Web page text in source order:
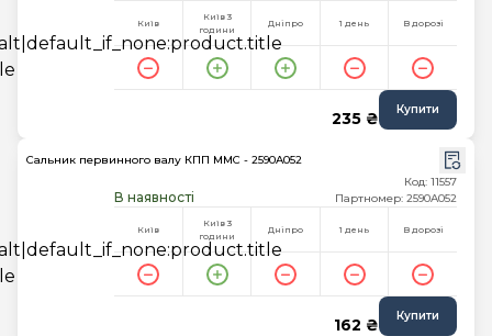
Київ
Київ 3
години
Дніпро 1 день В дорозі
235 ₴ Купити
Сальник первинного валу КПП MMC - 2590A052
В наявності
Код: 11557
Партномер: 2590A052
Київ
Київ 3
години
Дніпро 1 день В дорозі
162 ₴ Купити